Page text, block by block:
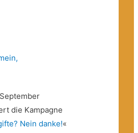
,
die Kampagne
Nein danke!«